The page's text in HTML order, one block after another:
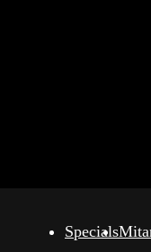
Specials